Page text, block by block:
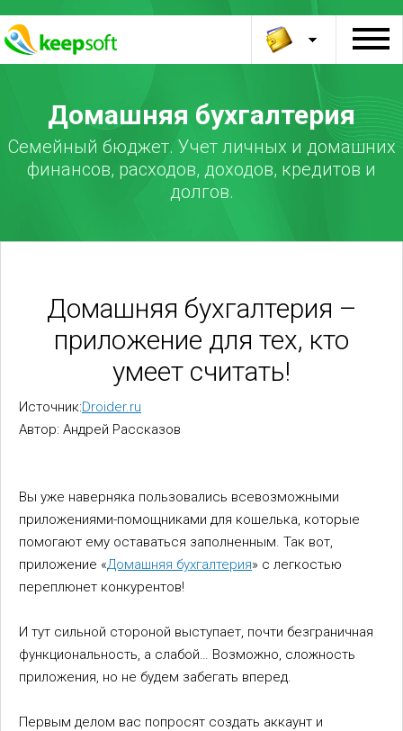
Домашняя бухгалтерия
Семейный бюджет. Учет личных и домашних
финансов, расходов, доходов, кредитов и
долгов.
Домашняя бухгалтерия –
приложение для тех, кто
умеет считать!
Источник:Droider.ru
Автор: Андрей Рассказов
Вы уже наверняка пользовались всевозможными
приложениями-помощниками для кошелька, которые
помогают ему оставаться заполненным. Так вот,
приложение «Домашняя бухгалтерия» с легкостью
переплюнет конкурентов!
И тут сильной стороной выступает, почти безграничная
функциональность, а слабой… Возможно, сложность
приложения, но не будем забегать вперед.
Первым делом вас попросят создать аккаунт и